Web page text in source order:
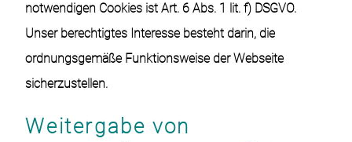
notwendigen Cookies ist Art. 6 Abs. 1 lit. f) DSGVO.
Unser berechtigtes Interesse besteht darin, die
ordnungsgemäße Funktionsweise der Webseite
sicherzustellen.
Weitergabe von